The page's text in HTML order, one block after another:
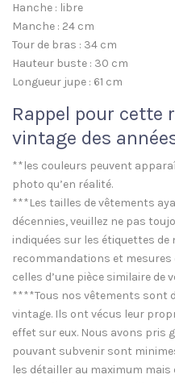
Hanche : libre
Manche : 24 cm
Tour de bras : 34 cm
Hauteur buste : 30 cm
Longueur jupe : 61 cm
Rappel pour cette
vintage des
**les couleurs peuvent
photo qu’en réalité.
***Les tailles de vêtements
décennies, veuillez ne pas
indiquées sur les étiquettes de
recommandations et mesures
celles d’une pièce similaire de
****Tous nos vêtements sont
vintage. Ils ont vécus leur
effet sur eux. Nous avons pris
pouvant subvenir sont
les détailler au maximum